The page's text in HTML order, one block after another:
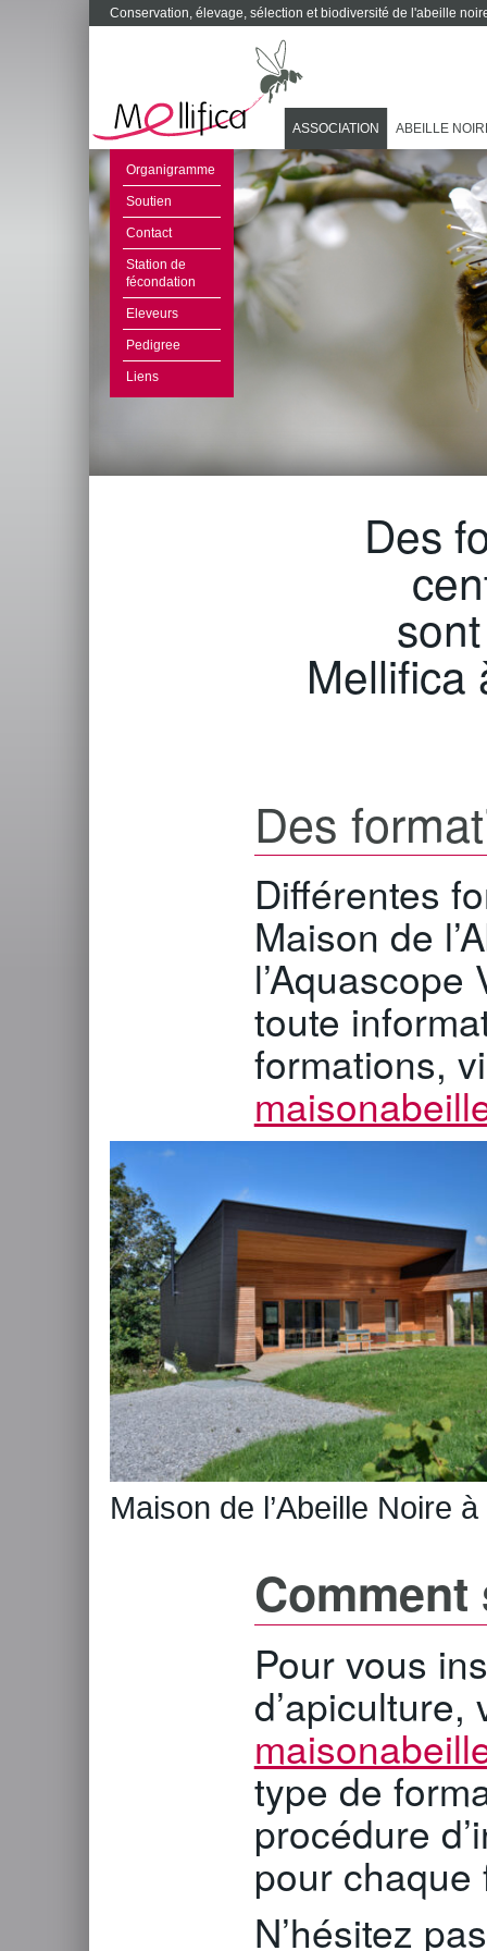
Conservation, élevage, sélection et biodiversité de l'abeille
ASSOCIATION ABEILLE
Organigramme
Soutien
Contact
Station de
fécondation
Eleveurs
Pedigree
Liens
Des
Mellifica
Des
Différentes
Maison de
toute
formations,
Maison de l’Abeille Noire
Comment
Pour vous
d’apiculture,
type de
procédure
pour chaque
N’hésitez